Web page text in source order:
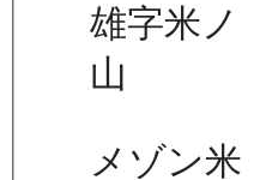
雄字米ノ
山
メゾン米